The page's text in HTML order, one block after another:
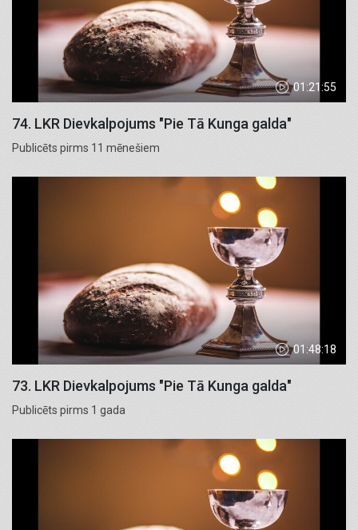
01:21:55
74. LKR Dievkalpojums "Pie Tā Kunga galda"
Publicēts pirms 11 mēnešiem
01:48:18
73. LKR Dievkalpojums "Pie Tā Kunga galda"
Publicēts pirms 1 gada